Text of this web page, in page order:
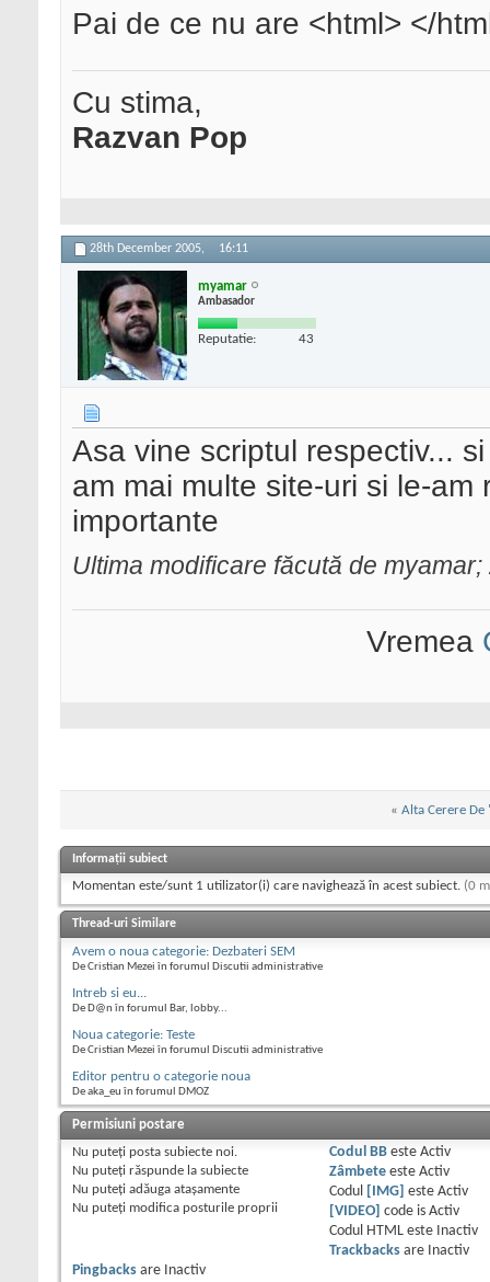
Pai de ce nu are <html> </
Cu stima,
Razvan Pop
28th December 2005, 16:11
myamar
Ambasador
Reputatie: 43
Asa vine scriptul respectiv...
am mai multe site-uri si le-
importante
Ultima modificare făcută de
Vremea
« Alta Cerere De
Informații subiect
Momentan este/sunt 1 utilizator(i) care navighează în acest subiect. (0
Thread-uri Similare
Avem o noua categorie: Dezbateri SEM
De Cristian Mezei în forumul Discutii administrative
Intreb si eu...
De D@n în forumul Bar, lobby...
Noua categorie: Teste
De Cristian Mezei în forumul Discutii administrative
Editor pentru o categorie noua
De aka_eu în forumul DMOZ
Permisiuni postare
Nu puteţi posta subiecte noi.
Nu puteţi răspunde la subiecte
Nu puteţi adăuga ataşamente
Nu puteţi modifica posturile proprii
Codul BBeste Activ
Zâmbeteeste Activ
Codul
[IMG] este Activ
[VIDEO]
code is Activ
Codul HTML este
Inactiv
Trackbacksare
Inactiv
Pingbacks are
Inactiv